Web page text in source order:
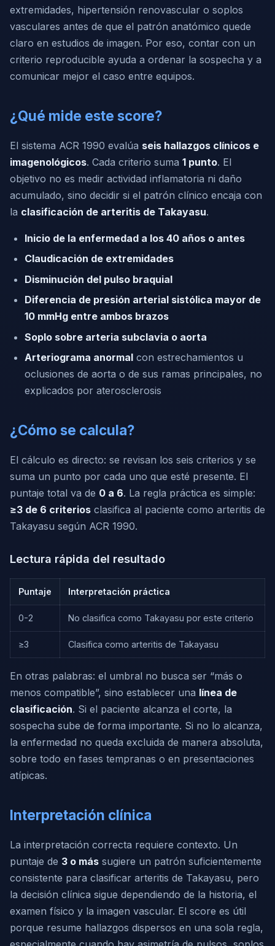
extremidades, hipertensión renovascular o soplos
vasculares antes de que el patrón anatómico quede
claro en estudios de imagen. Por eso, contar con un
criterio reproducible ayuda a ordenar la sospecha y a
comunicar mejor el caso entre equipos.
¿Qué mide este score?
El sistema ACR 1990 evalúa seis hallazgos clínicos e
imagenológicos. Cada criterio suma 1 punto. El
objetivo no es medir actividad inflamatoria ni daño
acumulado, sino decidir si el patrón clínico encaja con
la clasificación de arteritis de Takayasu.
Inicio de la enfermedad a los 40 años o antes
Claudicación de extremidades
Disminución del pulso braquial
Diferencia de presión arterial sistólica mayor de
10 mmHg entre ambos brazos
Soplo sobre arteria subclavia o aorta
Arteriograma anormal con estrechamientos u
oclusiones de aorta o de sus ramas principales, no
explicados por aterosclerosis
¿Cómo se calcula?
El cálculo es directo: se revisan los seis criterios y se
suma un punto por cada uno que esté presente. El
puntaje total va de 0 a 6. La regla práctica es simple:
≥3 de 6 criterios clasifica al paciente como arteritis de
Takayasu según ACR 1990.
Lectura rápida del resultado
Puntaje Interpretación práctica
0-2 No clasifica como Takayasu por este criterio
≥3 Clasifica como arteritis de Takayasu
En otras palabras: el umbral no busca ser “más o
menos compatible”, sino establecer una línea de
clasificación. Si el paciente alcanza el corte, la
sospecha sube de forma importante. Si no lo alcanza,
la enfermedad no queda excluida de manera absoluta,
sobre todo en fases tempranas o en presentaciones
atípicas.
Interpretación clínica
La interpretación correcta requiere contexto. Un
puntaje de 3 o más sugiere un patrón suficientemente
consistente para clasificar arteritis de Takayasu, pero
la decisión clínica sigue dependiendo de la historia, el
examen físico y la imagen vascular. El score es útil
porque resume hallazgos dispersos en una sola regla,